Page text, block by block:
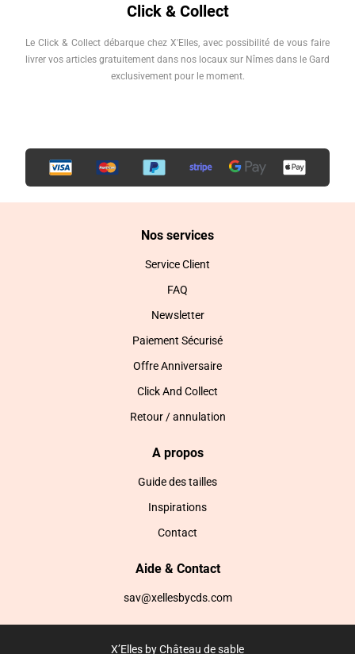
Click & Collect
Le Click & Collect débarque chez X'Elles, avec possibilité de vous faire
livrer vos articles gratuitement dans nos locaux sur Nîmes dans le Gard
exclusivement pour le moment.
Nos services
Service Client
FAQ
Newsletter
Paiement Sécurisé
Offre Anniversaire
Click And Collect
Retour / annulation
A propos
Guide des tailles
Inspirations
Contact
Aide & Contact
sav@xellesbycds.com
X’Elles by Château de sable